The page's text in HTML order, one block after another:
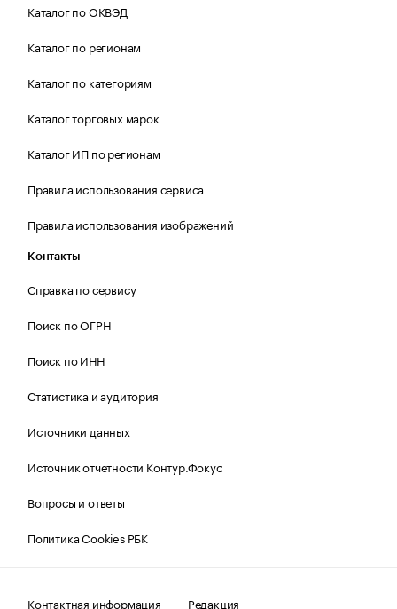
Каталог по ОКВЭД
Каталог по регионам
Каталог по категориям
Каталог торговых марок
Каталог ИП по регионам
Правила использования сервиса
Правила использования изображений
Контакты
Справка по сервису
Поиск по ОГРН
Поиск по ИНН
Статистика и аудитория
Источники данных
Источник отчетности Контур.Фокус
Вопросы и ответы
Политика Cookies РБК
Контактная информация Редакция